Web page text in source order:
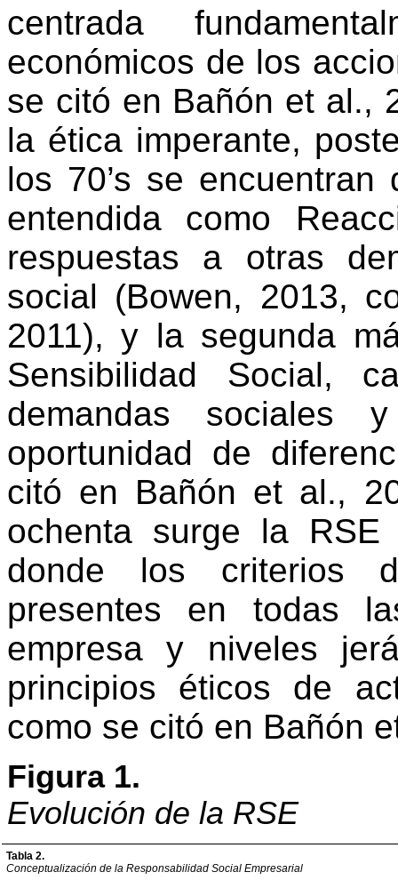
centrada
económicos de los
se citó en Bañón et al.,
la ética imperante,
los 70’s se
entendida como
respuestas a otras
social (Bowen, 2013,
2011), y la segunda
Sensibilidad Social,
demandas sociales
oportunidad de
citó en Bañón et al.,
ochenta surge la RSE
donde los criterios
presentes en todas
empresa y niveles
principios éticos de
como se citó en Bañón
Figura 1.
Evolución de la RSE
Tabla 2.
Conceptualización de la ResponsabilidadSocial Empresarial